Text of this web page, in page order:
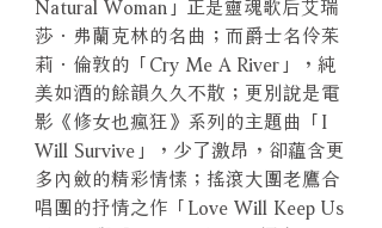
莎．弗蘭克林的名曲；而爵士名伶茱
莉．倫敦的「Cry Me A River」，純
美如酒的餘韻久久不散；更別說是電
影《修女也瘋狂》系列的主題曲「I
Will Survive」，少了激昂，卻蘊含更
多內斂的精彩情愫；搖滾大團老鷹合
唱團的抒情之作「Love Will Keep Us